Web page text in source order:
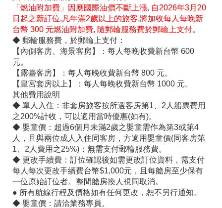
「燃油附加費」因應國際油價不斷上漲, 自2026年3月20
日起之新訂位,凡年滿2歲以上的旅客,將加收每人每晚新
台幣 300 元燃油附加費, 隨郵輪服務費於郵輪上支付。
◆ 郵輪服務費，於郵輪上支付：
【內側客房、海景客房】：每人每晚收費新台幣 600
元。
【露臺客房】：每人每晚收費新台幣 800 元。
【皇宮套房以上】：每人每晚收費新台幣 1000 元。
其他費用說明
◆ 單人入住：非套房旅客按所選客房第1、2人船票費用
之200%計收，可以適用當時優惠(如有)。
◆ 嬰童價：超過6個月未滿2歲之嬰童需作為第3或第4
人，且與兩位成人入住同客房，方適用嬰童價(同客房第
1、2人費用之25%)；無需支付郵輪服務費。
◆ 更改手續費：訂位確認後如需更改訂位資料，需支付
每人每次更改手續費台幣$1,000元，且每艙房至少保有
一位原始訂位者。整間艙房換人視同取消。
● 所有航線行程及價格如有任何更改，恕不另行通知。
◆ 嬰童價：請洽業務專員。